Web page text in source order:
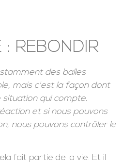
REBONDIR